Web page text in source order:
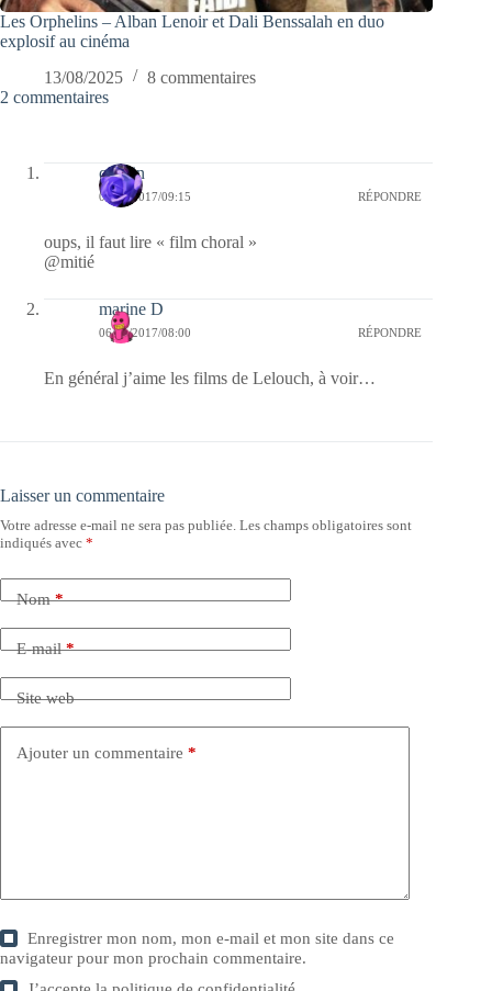
Les Orphelins – Alban Lenoir et Dali Benssalah en duo
explosif au cinéma
13/08/2025
8 commentaires
2 commentaires
cauvin
06/01/2017/09:15 RÉPONDRE
oups, il faut lire « film choral »
@mitié
marine D
06/01/2017/08:00 RÉPONDRE
En général j’aime les films de Lelouch, à voir…
Laisser un commentaire
Votre adresse e-mail ne sera pas publiée. Les champs obligatoires sont
indiqués avec *
Nom*
E-mail*
Site web
Ajouter un commentaire *
Enregistrer mon nom, mon e-mail et mon site dans ce
navigateur pour mon prochain commentaire.